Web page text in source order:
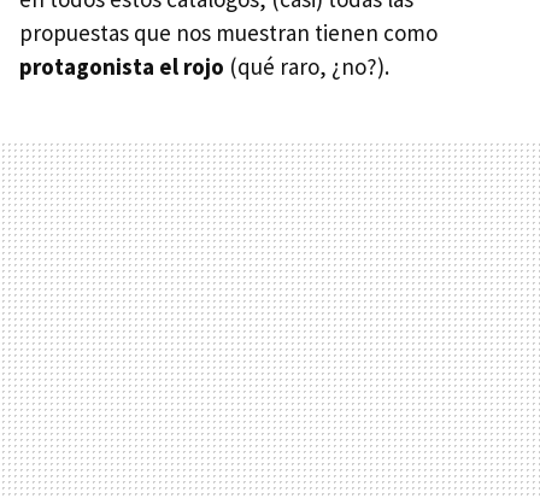
propuestas que nos muestran tienen como
protagonista el rojo (qué raro, ¿no?).